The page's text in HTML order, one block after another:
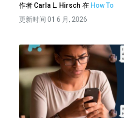
作者 Carla L. Hirsch 在 How To
更新时间 01 6 月, 2026